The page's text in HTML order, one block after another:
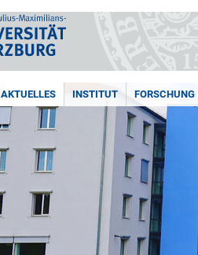
AKTUELLES INSTITUT FORSCHUNG